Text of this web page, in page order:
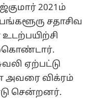
2021ம்
சதாசிவ
ஏற்பட்டு
அவரை விக்ரம்
சென்றனர்.